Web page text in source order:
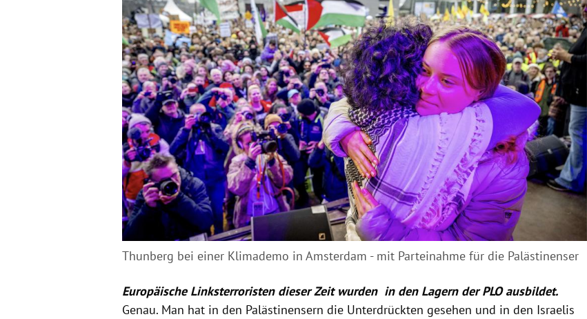
Thunberg bei einer Klimademo in Amsterdam - mit Parteinahme für die Palästinenser
Europäische Linksterroristen dieser Zeit wurden in den Lagern der PLO ausbildet.
Genau. Man hat in den Palästinensern die Unterdrückten gesehen und in den Israelis